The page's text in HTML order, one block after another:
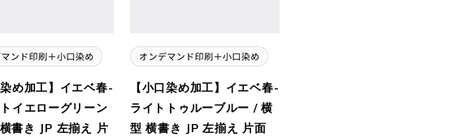
染め加工】イエベ春-
イエローグリーン
書き JP 左揃え 片
【小口染め加工】イエベ春-
ライトトゥルーブルー / 横
型 横書き JP 左揃え 片面